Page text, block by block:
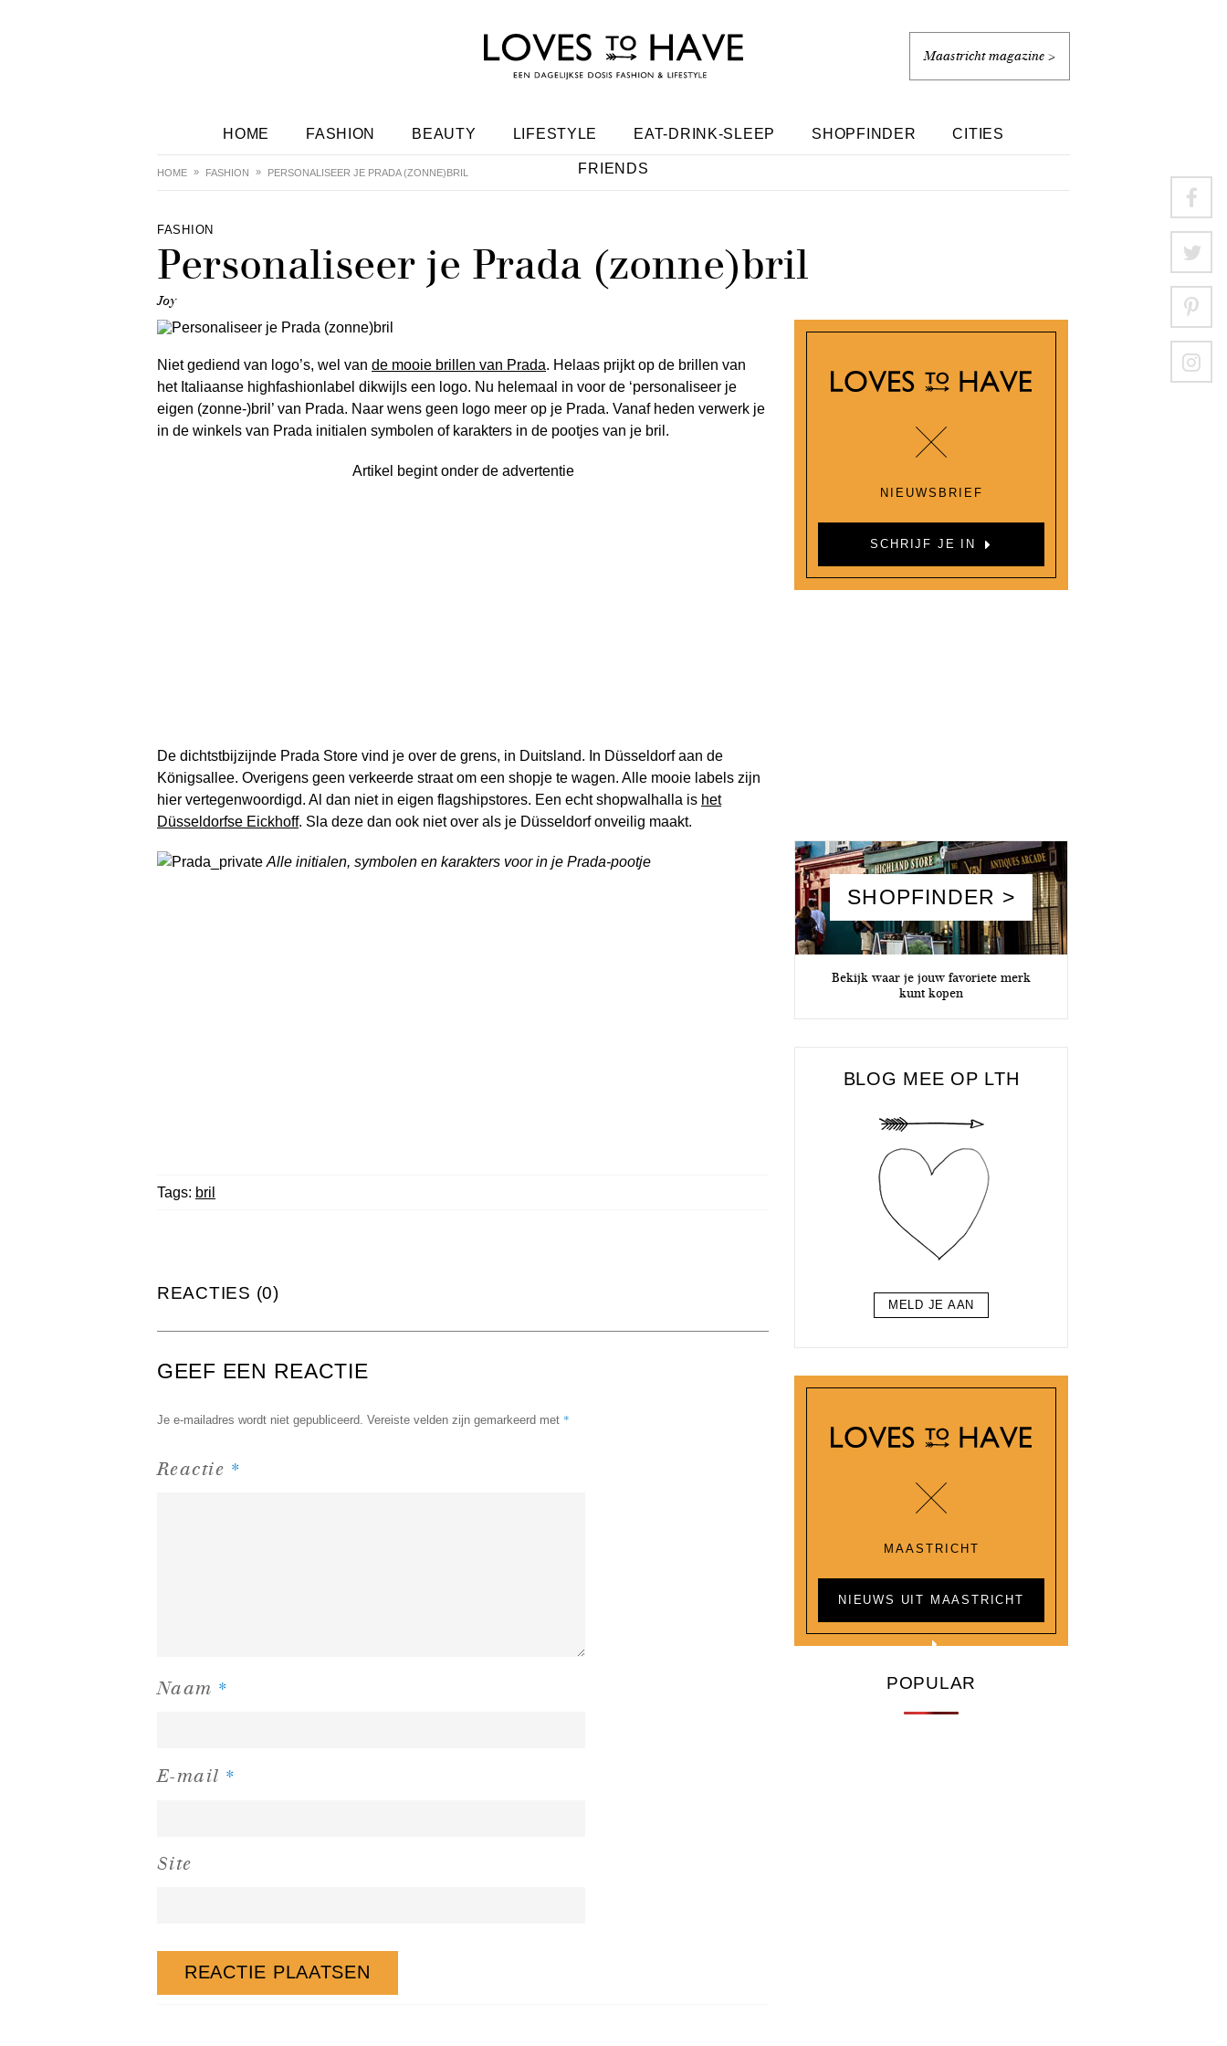
Maastricht magazine >
HOME FASHION BEAUTY LIFESTYLE EAT-DRINK-SLEEP SHOPFINDER CITIES
FRIENDS
HOME FASHION PERSONALISEER JE PRADA (ZONNE)BRIL
FASHION
Personaliseer je Prada (zonne)bril
Joy
Niet gediend van logo’s, wel van de mooie brillen van Prada. Helaas prijkt op de brillen van
het Italiaanse highfashionlabel dikwijls een logo. Nu helemaal in voor de ‘personaliseer je
eigen (zonne-)bril’ van Prada. Naar wens geen logo meer op je Prada. Vanaf heden verwerk je
in de winkels van Prada initialen symbolen of karakters in de pootjes van je bril.
Artikel begint onder de advertentie
De dichtstbijzijnde Prada Store vind je over de grens, in Duitsland. In Düsseldorf aan de
Königsallee. Overigens geen verkeerde straat om een shopje te wagen. Alle mooie labels zijn
hier vertegenwoordigd. Al dan niet in eigen flagshipstores. Een echt shopwalhalla is het
Düsseldorfse Eickhoff. Sla deze dan ook niet over als je Düsseldorf onveilig maakt.
Alle initialen, symbolen en karakters voor in je Prada-pootje
Tags: bril
REACTIES (0)
GEEF EEN REACTIE
Je e-mailadres wordt niet gepubliceerd. Vereiste velden zijn gemarkeerd met *
Reactie *
Naam *
E-mail *
Site
NIEUWSBRIEF
SCHRIJF JE IN
SHOPFINDER >
Bekijk waar je jouw favoriete merk
kunt kopen
BLOG MEE OP LTH
MELD JE AAN
MAASTRICHT
NIEUWS UIT MAASTRICHT
POPULAR